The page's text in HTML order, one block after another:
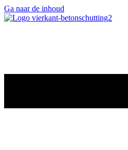
Ga naar de inhoud